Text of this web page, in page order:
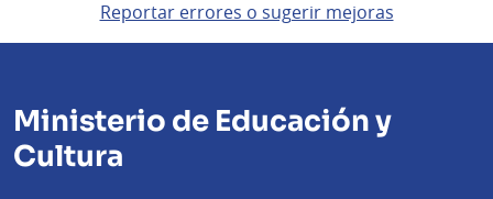
Reportar errores o sugerir mejoras
Ministerio de Educación y
Cultura